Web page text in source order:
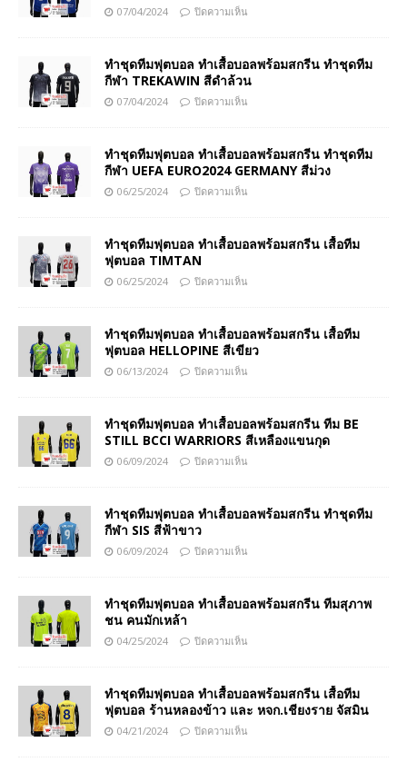
07/04/2024 ปิดความเห็น
ทำชุดทีมฟุตบอล ทำเสื้อบอลพร้อมสกรีน ทำชุดทีม
กีฬา TREKAWIN สีดำล้วน
07/04/2024 ปิดความเห็น
ทำชุดทีมฟุตบอล ทำเสื้อบอลพร้อมสกรีน ทำชุดทีม
กีฬา UEFA EURO2024 GERMANY สีม่วง
06/25/2024 ปิดความเห็น
ทำชุดทีมฟุตบอล ทำเสื้อบอลพร้อมสกรีน เสื้อทีม
ฟุตบอล TIMTAN
06/25/2024 ปิดความเห็น
ทำชุดทีมฟุตบอล ทำเสื้อบอลพร้อมสกรีน เสื้อทีม
ฟุตบอล HELLOPINE สีเขียว
06/13/2024 ปิดความเห็น
ทำชุดทีมฟุตบอล ทำเสื้อบอลพร้อมสกรีน ทีม BE
STILL BCCI WARRIORS สีเหลืองแขนกุด
06/09/2024 ปิดความเห็น
ทำชุดทีมฟุตบอล ทำเสื้อบอลพร้อมสกรีน ทำชุดทีม
กีฬา SIS สีฟ้าขาว
06/09/2024 ปิดความเห็น
ทำชุดทีมฟุตบอล ทำเสื้อบอลพร้อมสกรีน ทีมสุภาพ
ชน คนมักเหล้า
04/25/2024 ปิดความเห็น
ทำชุดทีมฟุตบอล ทำเสื้อบอลพร้อมสกรีน เสื้อทีม
ฟุตบอล ร้านหลองข้าว และ หจก.เชียงราย จัสมิน
04/21/2024 ปิดความเห็น